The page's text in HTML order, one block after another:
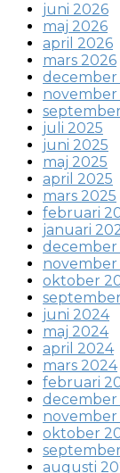
juni 2026
maj 2026
april 2026
mars 2026
december
november
juli 2025
juni 2025
maj 2025
april 2025
mars 2025
februari
januari
december
november
oktober
juni 2024
maj 2024
april 2024
mars 2024
februari
december
november
oktober
augusti